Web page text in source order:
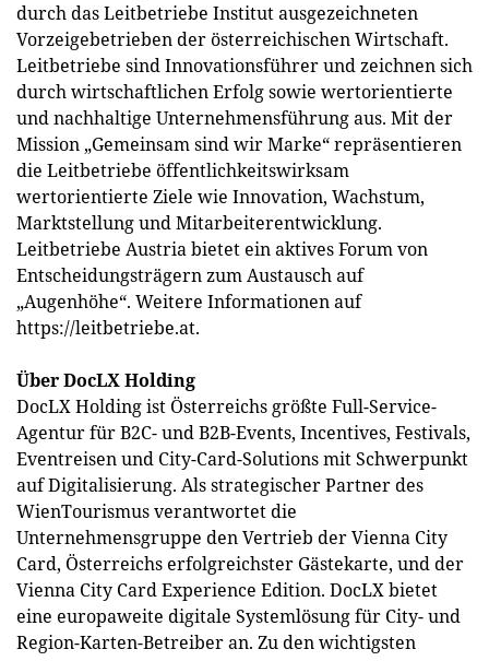
durch das Leitbetriebe Institut ausgezeichneten
Vorzeigebetrieben der österreichischen Wirtschaft.
Leitbetriebe sind Innovationsführer und zeichnen sich
durch wirtschaftlichen Erfolg sowie wertorientierte
und nachhaltige Unternehmensführung aus. Mit der
Mission „Gemeinsam sind wir Marke“ repräsentieren
die Leitbetriebe öffentlichkeitswirksam
wertorientierte Ziele wie Innovation, Wachstum,
Marktstellung und Mitarbeiterentwicklung.
Leitbetriebe Austria bietet ein aktives Forum von
Entscheidungsträgern zum Austausch auf
„Augenhöhe“. Weitere Informationen auf
https://leitbetriebe.at.
Über DocLX Holding
DocLX Holding ist Österreichs größte Full-Service-
Agentur für B2C- und B2B-Events, Incentives, Festivals,
Eventreisen und City-Card-Solutions mit Schwerpunkt
auf Digitalisierung. Als strategischer Partner des
WienTourismus verantwortet die
Unternehmensgruppe den Vertrieb der Vienna City
Card, Österreichs erfolgreichster Gästekarte, und der
Vienna City Card Experience Edition. DocLX bietet
eine europaweite digitale Systemlösung für City- und
Region-Karten-Betreiber an. Zu den wichtigsten